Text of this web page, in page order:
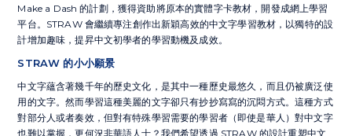
Make a Dash 的計劃，獲得資助將原本的實體字卡教材，開發成網上學習
平台。STRAW 會繼續專注創作出新穎⾼效的中⽂字學習教材，以獨特的設
計增加趣味，提昇中⽂初學者的學習動機及成效。
STRAW 的⼩⼩願景
中⽂字蘊含著幾千年的歷史⽂化，是其中⼀種歷史最悠久，⽽且仍被廣泛使
⽤的⽂字。然⽽學習這種美麗的⽂字卻只有抄抄寫寫的沉悶⽅式。這種⽅式
對部分⼈或者奏效，但對有特殊學習需要的學習者（即使是華⼈）對中⽂字
也難以掌握，更何況非華語⼈⼠？我們希望透過 STRAW 的設計重塑中⽂